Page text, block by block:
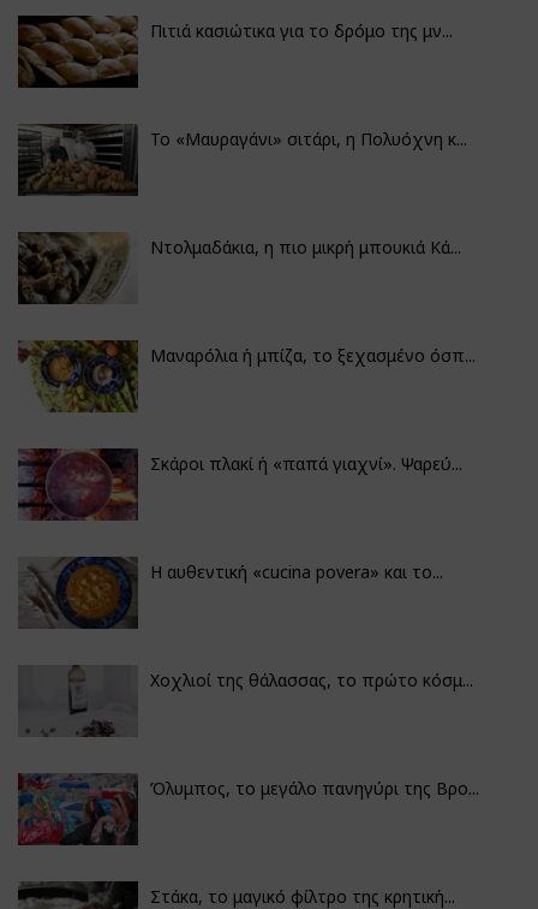
Πιτιά κασιώτικα για το δρόμο της μν...
Το «Μαυραγάνι» σιτάρι, η Πολυόχνη κ...
Ντολμαδάκια, η πιο μικρή μπουκιά Κά...
Μαναρόλια ή μπίζα, το ξεχασμένο όσπ...
Σκάροι πλακί ή «παπά γιαχνί». Ψαρεύ...
Η αυθεντική «cucina povera» και το...
Χοχλιοί της θάλασσας, το πρώτο κόσμ...
Όλυμπος, το μεγάλο πανηγύρι της Βρο...
Στάκα, το μαγικό φίλτρο της κρητική...